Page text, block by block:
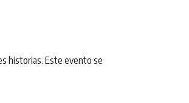
historias. Este evento se